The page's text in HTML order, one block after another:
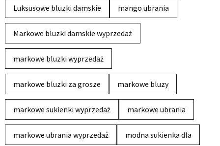
Luksusowe bluzki damskie mango ubrania
Markowe bluzki damskie wyprzedaż
markowe bluzki wyprzedaż
markowe bluzki za grosze markowe bluzy
markowe sukienki wyprzedaż markowe ubrania
markowe ubrania wyprzedaż modna sukienka dla